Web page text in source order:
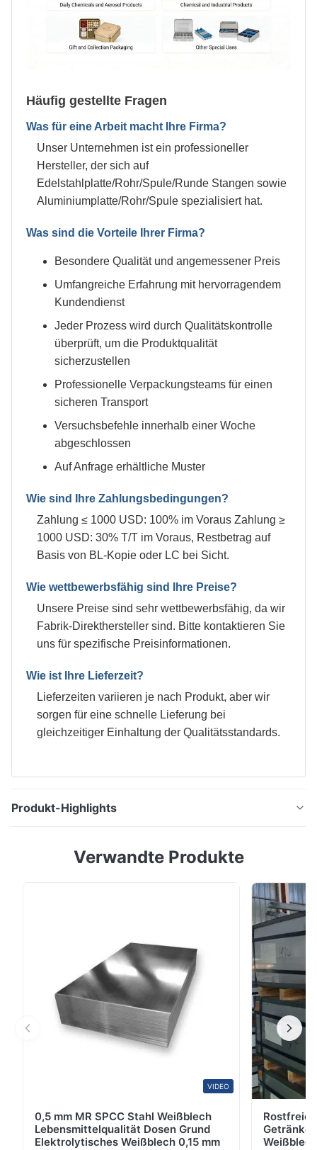
Häufig gestellte Fragen
Was für eine Arbeit macht Ihre Firma?
Unser Unternehmen ist ein professioneller
Hersteller, der sich auf
Edelstahlplatte/Rohr/Spule/Runde Stangen sowie
Aluminiumplatte/Rohr/Spule spezialisiert hat.
Was sind die Vorteile Ihrer Firma?
Besondere Qualität und angemessener Preis
Umfangreiche Erfahrung mit hervorragendem
Kundendienst
Jeder Prozess wird durch Qualitätskontrolle
überprüft, um die Produktqualität
sicherzustellen
Professionelle Verpackungsteams für einen
sicheren Transport
Versuchsbefehle innerhalb einer Woche
abgeschlossen
Auf Anfrage erhältliche Muster
Wie sind Ihre Zahlungsbedingungen?
Zahlung ≤ 1000 USD: 100% im Voraus Zahlung ≥
1000 USD: 30% T/T im Voraus, Restbetrag auf
Basis von BL-Kopie oder LC bei Sicht.
Wie wettbewerbsfähig sind Ihre Preise?
Unsere Preise sind sehr wettbewerbsfähig, da wir
Fabrik-Direkthersteller sind. Bitte kontaktieren Sie
uns für spezifische Preisinformationen.
Wie ist Ihre Lieferzeit?
Lieferzeiten variieren je nach Produkt, aber wir
sorgen für eine schnelle Lieferung bei
gleichzeitiger Einhaltung der Qualitätsstandards.
Produkt-Highlights
Nährstoffpulver Zinnplatte, dünnes Stahlblech mit
Eintauchen in geschmolzenes Metall oder durch
elektrolytische Ablagerung aufgebracht wird; fast alle
Zinnplatte wird heute durch letzteres Verfahren
Verwandte Produkte
VIDEO
0,5 mm MR SPCC Stahl Weißblech
Lebensmittelqualität Dosen Grund
Elektrolytisches Weißblech 0,15 mm